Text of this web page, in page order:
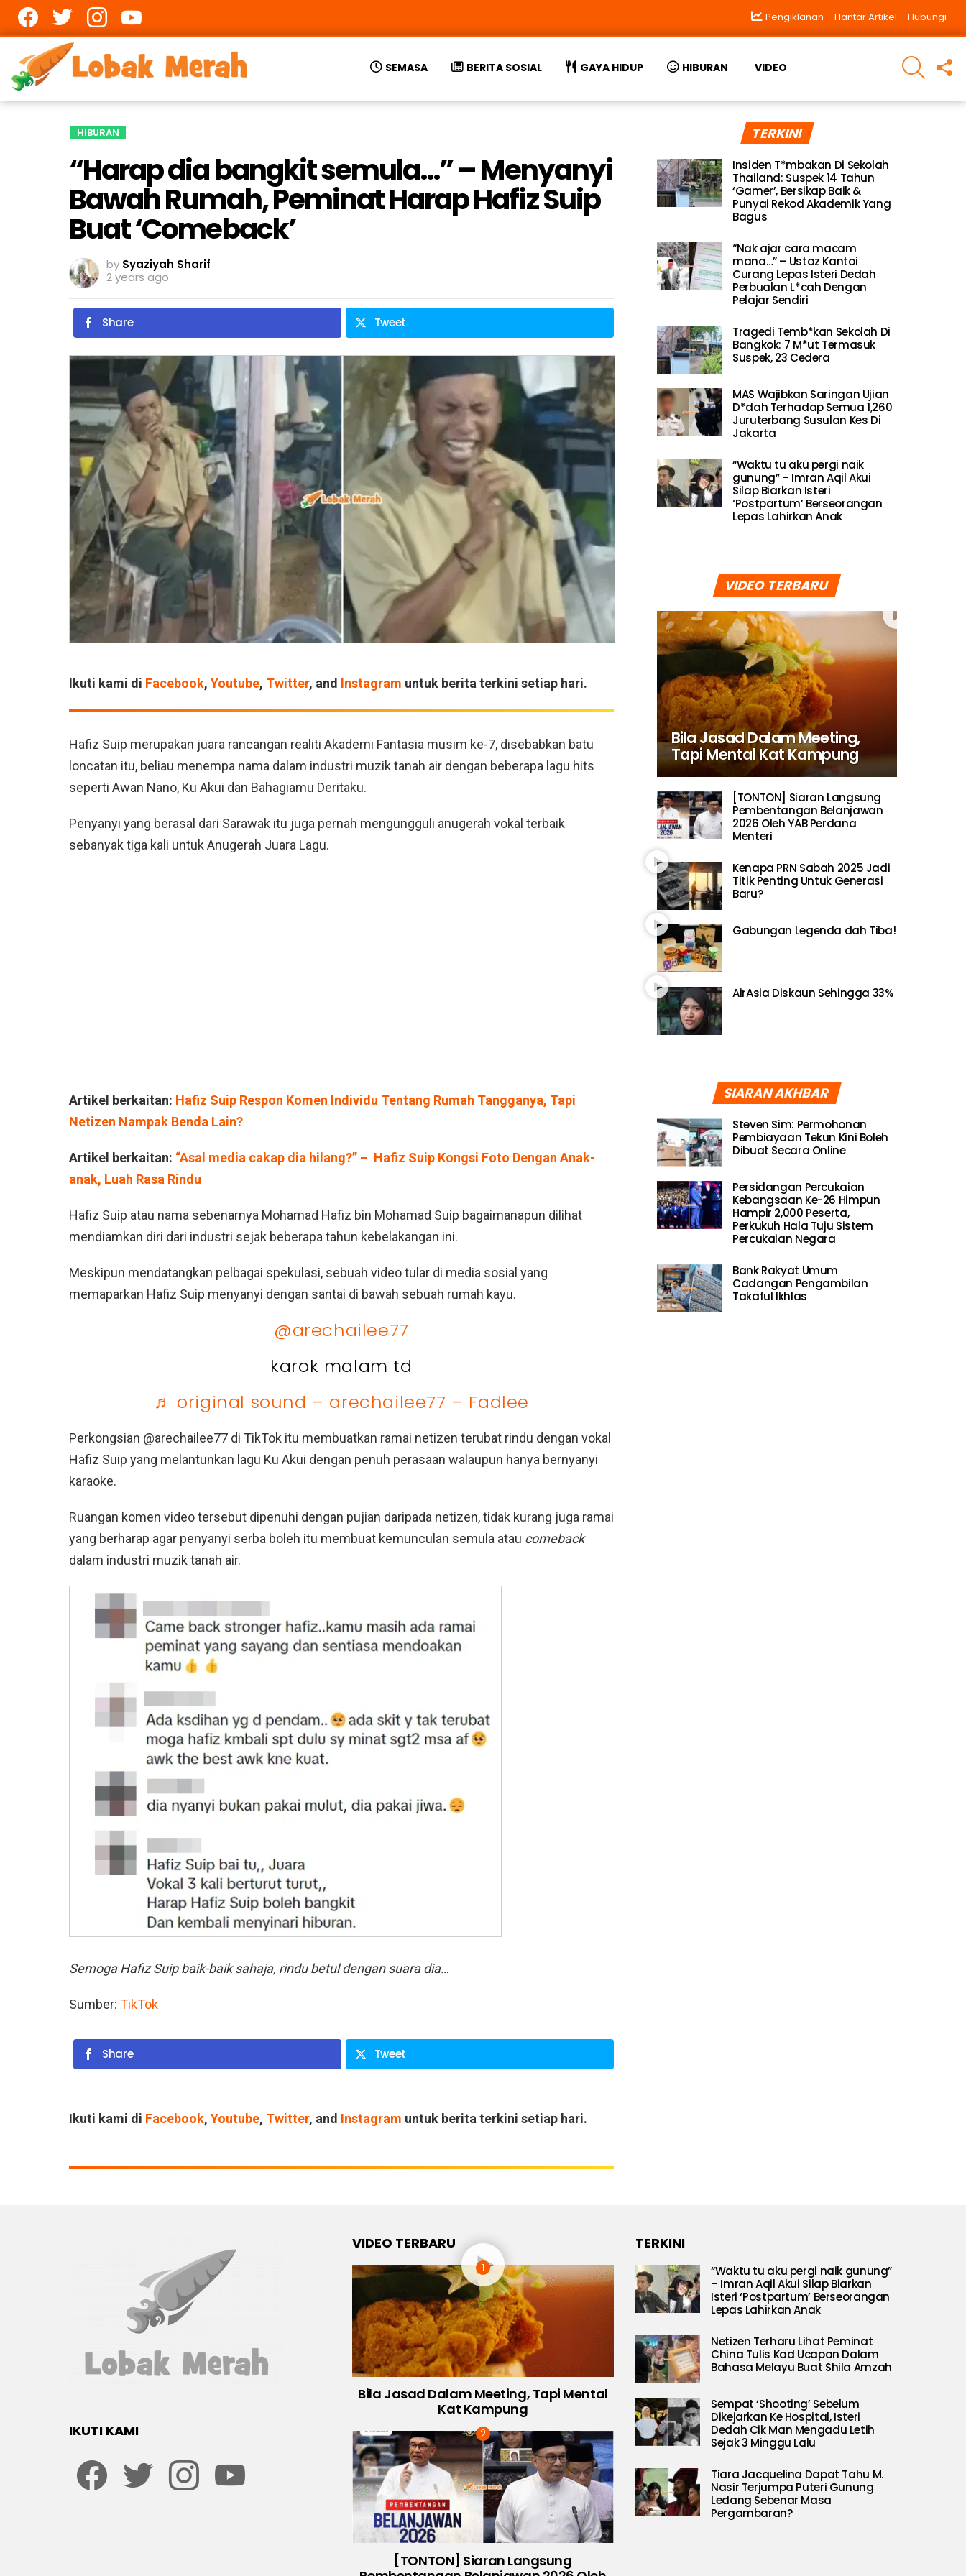
Pengiklanan Hantar Artikel Hubungi
SEMASA BERITA SOSIAL GAYA HIDUP HIBURAN VIDEO
SEARCH
HIBURAN
“Harap dia bangkit semula…” – Menyanyi
Bawah Rumah, Peminat Harap Hafiz Suip
Buat ‘Comeback’
by Syaziyah Sharif
2 years ago
Share Tweet
Ikuti kami di Facebook, Youtube, Twitter, and Instagram untuk berita terkini setiap hari.
Hafiz Suip merupakan juara rancangan realiti Akademi Fantasia musim ke-7, disebabkan batu
loncatan itu, beliau menempa nama dalam industri muzik tanah air dengan beberapa lagu hits
seperti Awan Nano, Ku Akui dan Bahagiamu Deritaku.
Penyanyi yang berasal dari Sarawak itu juga pernah mengungguli anugerah vokal terbaik
sebanyak tiga kali untuk Anugerah Juara Lagu.
Artikel berkaitan: Hafiz Suip Respon Komen Individu Tentang Rumah Tangganya, Tapi
Netizen Nampak Benda Lain?
Artikel berkaitan: “Asal media cakap dia hilang?” – Hafiz Suip Kongsi Foto Dengan Anak-
anak, Luah Rasa Rindu
Hafiz Suip atau nama sebenarnya Mohamad Hafiz bin Mohamad Suip bagaimanapun dilihat
mendiamkan diri dari industri sejak beberapa tahun kebelakangan ini.
Meskipun mendatangkan pelbagai spekulasi, sebuah video tular di media sosial yang
memaparkan Hafiz Suip menyanyi dengan santai di bawah sebuah rumah kayu.
@arechailee77
karok malam td
♬ original sound – arechailee77 – Fadlee
Perkongsian @arechailee77 di TikTok itu membuatkan ramai netizen terubat rindu dengan vokal
Hafiz Suip yang melantunkan lagu Ku Akui dengan penuh perasaan walaupun hanya bernyanyi
karaoke.
Ruangan komen video tersebut dipenuhi dengan pujian daripada netizen, tidak kurang juga ramai
yang berharap agar penyanyi serba boleh itu membuat kemunculan semula atau comeback
dalam industri muzik tanah air.
Semoga Hafiz Suip baik-baik sahaja, rindu betul dengan suara dia…
Sumber: TikTok
Share Tweet
Ikuti kami di Facebook, Youtube, Twitter, and Instagram untuk berita terkini setiap hari.
TERKINI
Insiden T*mbakan Di Sekolah
Thailand: Suspek 14 Tahun
‘Gamer’, Bersikap Baik &
Punyai Rekod Akademik Yang
Bagus
“Nak ajar cara macam
mana…” – Ustaz Kantoi
Curang Lepas Isteri Dedah
Perbualan L*cah Dengan
Pelajar Sendiri
Tragedi Temb*kan Sekolah Di
Bangkok: 7 M*ut Termasuk
Suspek, 23 Cedera
MAS Wajibkan Saringan Ujian
D*dah Terhadap Semua 1,260
Juruterbang Susulan Kes Di
Jakarta
“Waktu tu aku pergi naik
gunung” – Imran Aqil Akui
Silap Biarkan Isteri
‘Postpartum’ Berseorangan
Lepas Lahirkan Anak
VIDEO TERBARU
Bila Jasad Dalam Meeting,
Tapi Mental Kat Kampung
[TONTON] Siaran Langsung
Pembentangan Belanjawan
2026 Oleh YAB Perdana
Menteri
Kenapa PRN Sabah 2025 Jadi
Titik Penting Untuk Generasi
Baru?
Gabungan Legenda dah Tiba!
AirAsia Diskaun Sehingga 33%
SIARAN AKHBAR
Steven Sim: Permohonan
Pembiayaan Tekun Kini Boleh
Dibuat Secara Online
Persidangan Percukaian
Kebangsaan Ke-26 Himpun
Hampir 2,000 Peserta,
Perkukuh Hala Tuju Sistem
Percukaian Negara
Bank Rakyat Umum
Cadangan Pengambilan
Takaful Ikhlas
IKUTI KAMI
VIDEO TERBARU
Bila Jasad Dalam Meeting, Tapi Mental
Kat Kampung
[TONTON] Siaran Langsung
TERKINI
“Waktu tu aku pergi naik gunung”
– Imran Aqil Akui Silap Biarkan
Isteri ‘Postpartum’ Berseorangan
Lepas Lahirkan Anak
Netizen Terharu Lihat Peminat
China Tulis Kad Ucapan Dalam
Bahasa Melayu Buat Shila Amzah
Sempat ‘Shooting’ Sebelum
Dikejarkan Ke Hospital, Isteri
Dedah Cik Man Mengadu Letih
Sejak 3 Minggu Lalu
Tiara Jacquelina Dapat Tahu M.
Nasir Terjumpa Puteri Gunung
Ledang Sebenar Masa
Pergambaran?